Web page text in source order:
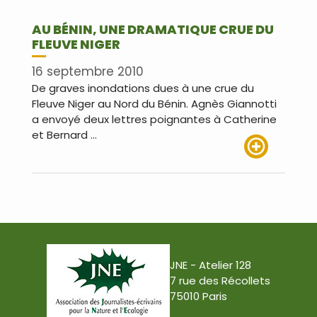
AU BÉNIN, UNE DRAMATIQUE CRUE DU
FLEUVE NIGER
16 septembre 2010
De graves inondations dues à une crue du
Fleuve Niger au Nord du Bénin. Agnès Giannotti
a envoyé deux lettres poignantes à Catherine
et Bernard …
JNE - Atelier 128
7 rue des Récollets
75010 Paris